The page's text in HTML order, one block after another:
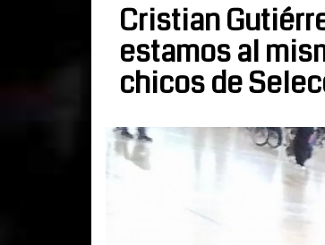
Cristian
estamos al
chicos de